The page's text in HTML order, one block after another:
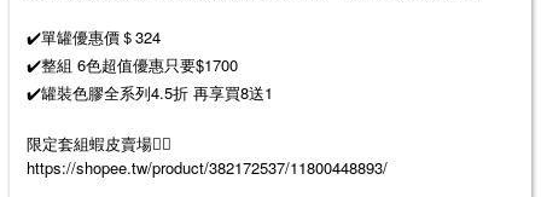
✔️單罐優惠價＄324
✔️整組 6色超值優惠只要$1700
✔️罐裝色膠全系列4.5折 再享買8送1
限定套組蝦皮賣場👉🏻
https://shopee.tw/product/382172537/11800448893/